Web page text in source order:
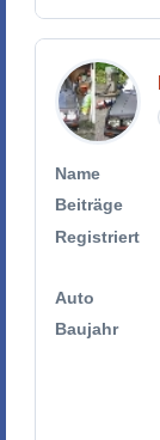
Name
Beiträge
Registriert
Auto
Baujahr